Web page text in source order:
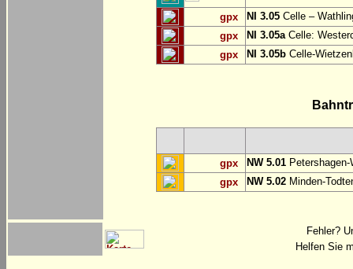
gpx NI 3.05 Celle –
gpx
NI 3.05aCelle:
gpx
NI 3.05b Celle-
gpx NW 5.01
gpx
NW 5.02 Minden-
Fehler?
Helfen Sie